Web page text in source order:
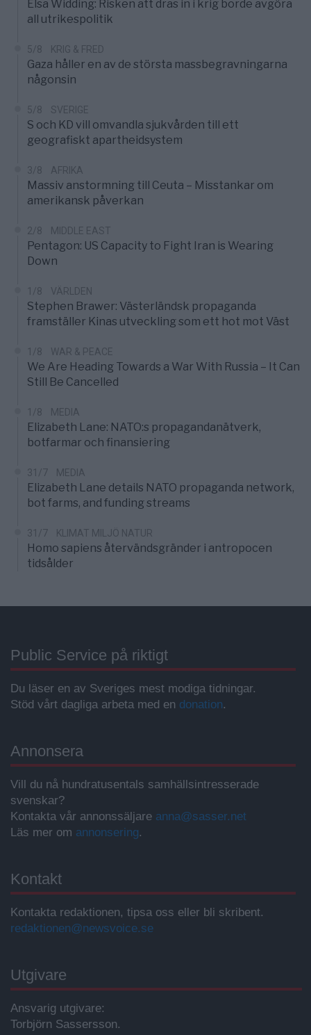
Elsa Widding: Risken att dras in i krig borde avgöra
all utrikespolitik
5/8 KRIG & FRED
Gaza håller en av de största massbegravningarna
någonsin
5/8 SVERIGE
S och KD vill omvandla sjukvården till ett
geografiskt apartheidsystem
3/8 AFRIKA
Massiv anstormning till Ceuta – Misstankar om
amerikansk påverkan
2/8 MIDDLE EAST
Pentagon: US Capacity to Fight Iran is Wearing
Down
1/8 VÄRLDEN
Stephen Brawer: Västerländsk propaganda
framställer Kinas utveckling som ett hot mot Väst
1/8 WAR & PEACE
We Are Heading Towards a War With Russia – It Can
Still Be Cancelled
1/8 MEDIA
Elizabeth Lane: NATO:s propagandanätverk,
botfarmar och finansiering
31/7 MEDIA
Elizabeth Lane details NATO propaganda network,
bot farms, and funding streams
31/7 KLIMAT MILJÖ NATUR
Homo sapiens återvändsgränder i antropocen
tidsålder
Public Service på riktigt
Du läser en av Sveriges mest modiga tidningar.
Stöd vårt dagliga arbeta med en donation.
Annonsera
Vill du nå hundratusentals samhällsintresserade
svenskar?
Kontakta vår annonssäljare anna@sasser.net
Läs mer om annonsering.
Kontakt
Kontakta redaktionen, tipsa oss eller bli skribent.
redaktionen@newsvoice.se
Utgivare
Ansvarig utgivare:
Torbjörn Sassersson.